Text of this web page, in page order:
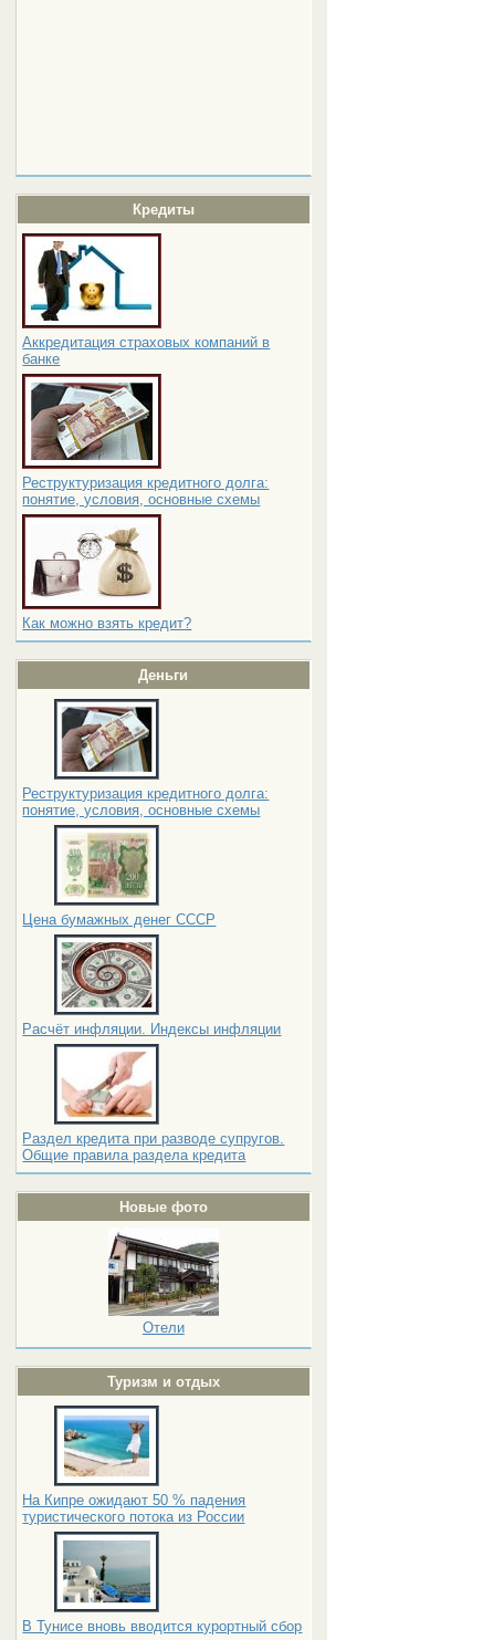
Кредиты
Аккредитация страховых компаний в
банке
Реструктуризация кредитного долга:
понятие, условия, основные схемы
Как можно взять кредит?
Деньги
Реструктуризация кредитного долга:
понятие, условия, основные схемы
Цена бумажных денег СССР
Расчёт инфляции. Индексы инфляции
Раздел кредита при разводе супругов.
Общие правила раздела кредита
Новые фото
Отели
Туризм и отдых
На Кипре ожидают 50 % падения
туристического потока из России
В Тунисе вновь вводится курортный сбор